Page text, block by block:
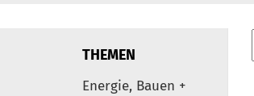
THEMEN
Energie, Bauen +